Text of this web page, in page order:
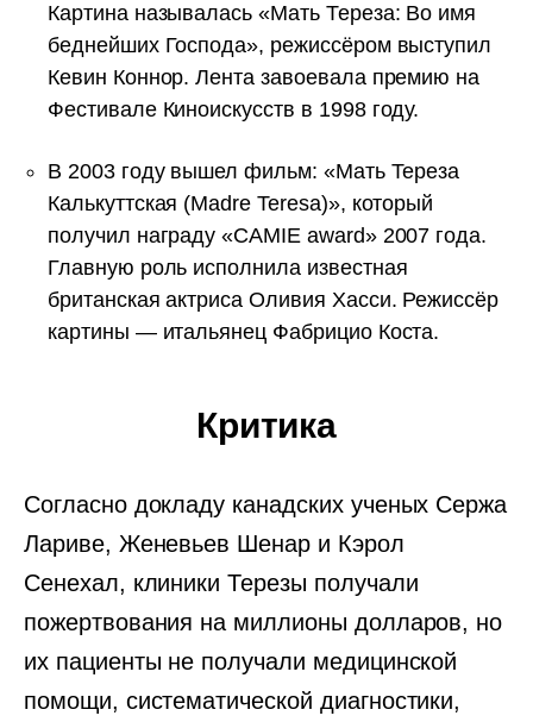
Картина называлась «Мать Тереза: Во имя
беднейших Господа», режиссёром выступил
Кевин Коннор. Лента завоевала премию на
Фестивале Киноискусств в 1998 году.
В 2003 году вышел фильм: «Мать Тереза
Калькуттская (Madre Teresa)», который
получил награду «CAMIE award» 2007 года.
Главную роль исполнила известная
британская актриса Оливия Хасси. Режиссёр
картины — итальянец Фабрицио Коста.
Критика
Согласно докладу канадских ученых Сержа
Лариве, Женевьев Шенар и Кэрол
Сенехал, клиники Терезы получали
пожертвования на миллионы долларов, но
их пациенты не получали медицинской
помощи, систематической диагностики,